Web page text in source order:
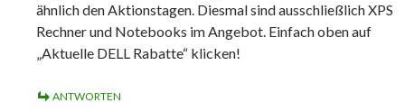
ähnlich den Aktionstagen. Diesmal sind ausschließlich XPS
Rechner und Notebooks im Angebot. Einfach oben auf
„Aktuelle DELL Rabatte“ klicken!
ANTWORTEN